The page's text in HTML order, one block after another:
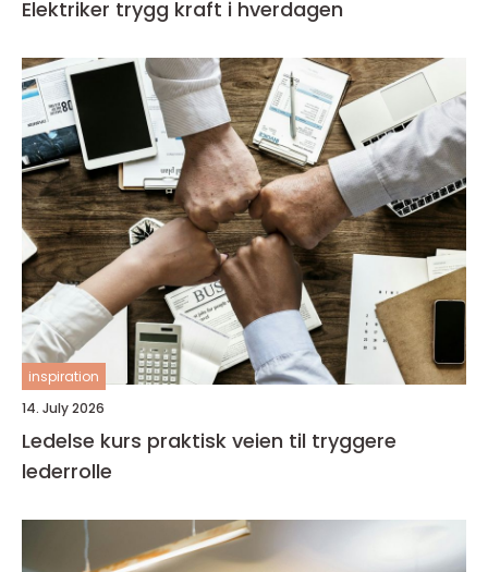
Elektriker trygg kraft i hverdagen
inspiration
14. July 2026
Ledelse kurs praktisk veien til tryggere
lederrolle